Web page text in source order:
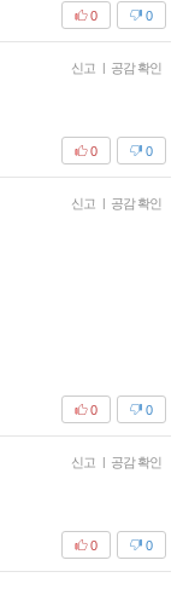
0
0
신고 공감 확인
0
0
신고 공감 확인
0
0
신고 공감 확인
0
0